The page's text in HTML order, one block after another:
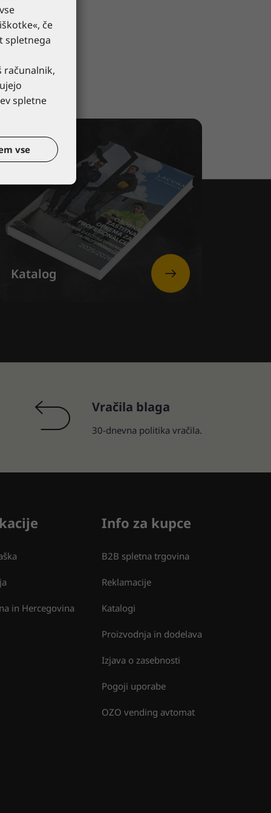
Katalog
Vračila blaga
30-dnevna politika vračila.
in Hercegovina
Info za kupce
B2B spletna trgovina
Reklamacije
Katalogi
Proizvodnja in dodelava
Izjava o zasebnosti
Pogoji uporabe
OZO vending avtomat
če
spletnega
računalnik,
spletne
vse